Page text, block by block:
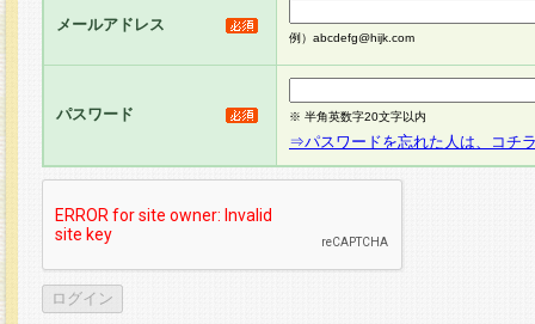
メールアドレス
例）abcdefg@hijk.com
パスワード ※ 半角英数字20文字以内
⇒パスワードを忘れた人は、コチ